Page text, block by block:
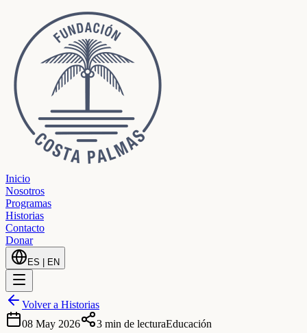
Inicio
Nosotros
Programas
Historias
Contacto
Donar
ES EN
Volver a Historias
08 May 2026
3 min de lecturaEducación